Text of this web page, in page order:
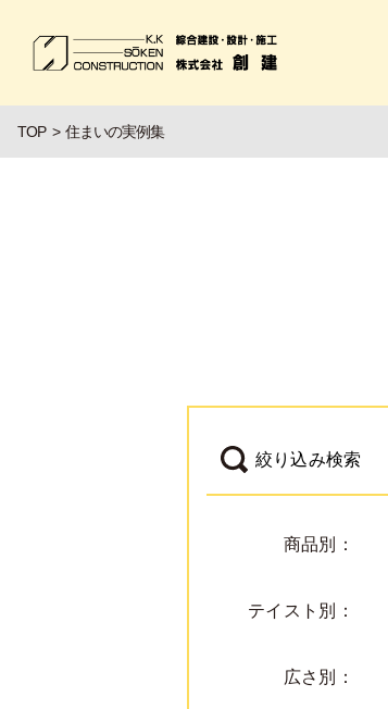
TOP 住まいの実例集
絞り込み検索
商品別：
テイスト別：
広さ別：